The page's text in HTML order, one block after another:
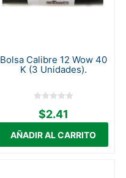
Bolsa Calibre 12 Wow 40
K (3 Unidades).
$2.41